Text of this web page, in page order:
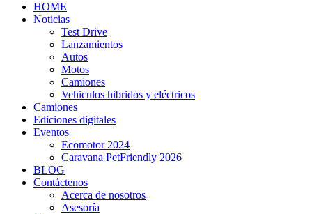
HOME
Noticias
Test Drive
Lanzamientos
Autos
Motos
Camiones
Vehiculos hibridos y eléctricos
Camiones
Ediciones digitales
Eventos
Ecomotor 2024
Caravana PetFriendly 2026
BLOG
Contáctenos
Acerca de nosotros
Asesoría